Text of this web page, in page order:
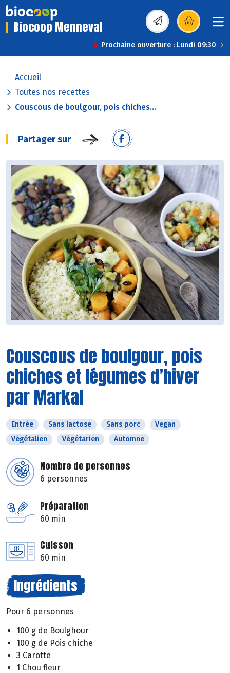
Biocoop Menneval (s’ouvre dans une
Prochaine ouverture : Lundi 09:30
Accueil
Toutes nos recettes
Couscous de boulgour, pois chiches...
Partager sur
Couscous de boulgour, pois
chiches et légumes d’hiver
par Markal
Entrée Sans lactose Sans porc
Vegan
Végétalien
Végétarien Automne
Nombre de personnes
6 personnes
Préparation
60 min
Cuisson
60 min
Ingrédients
Pour 6 personnes
100 g de Boulghour
100 g de Pois chiche
3 Carotte
1 Chou fleur